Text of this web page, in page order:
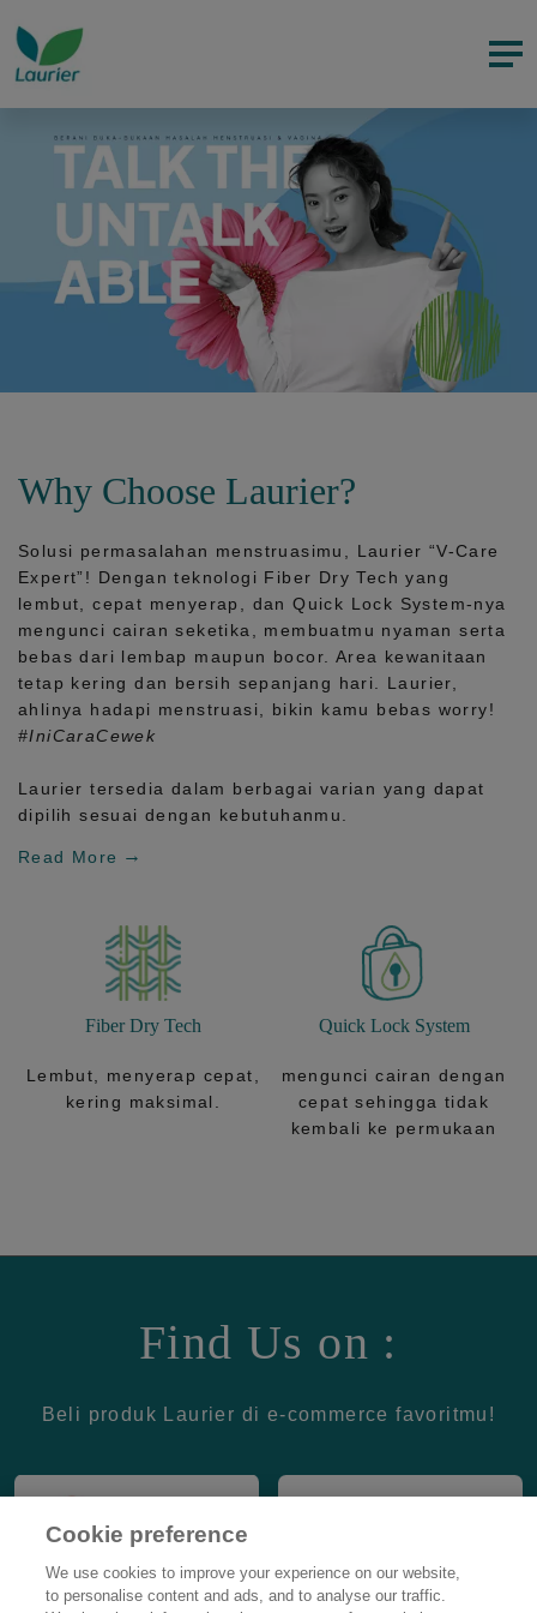
Why Choose Laurier?
Solusi permasalahan menstruasimu, Laurier “V-Care
Expert”! Dengan teknologi Fiber Dry Tech yang
lembut, cepat menyerap, danQuick Lock System-nya
mengunci cairan seketika, membuatmu nyaman serta
bebas dari lembap maupun bocor. Area kewanitaan
tetap kering dan bersih sepanjang hari.
Laurier,
ahlinya hadapi menstruasi, bikin kamu bebas worry!
#IniCaraCewek
Laurier tersedia dalam berbagai varian yang dapat
dipilih sesuai dengan kebutuhanmu.
Read More
Fiber Dry Tech
Lembut, menyerap cepat,
kering maksimal.
Quick Lock System
mengunci cairan dengan
cepat sehingga tidak
kembali ke permukaan
Find Us on :
Beli produk Laurier di e-commerce favoritmu!
Cookie preference
We use cookies to improve your experience on our website,
to personalise content and ads, and to analyse our traffic.